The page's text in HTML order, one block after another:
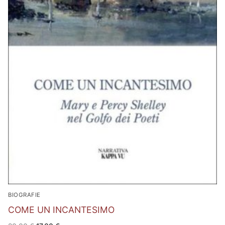
BIOGRAFIE
COME UN INCANTESIMO